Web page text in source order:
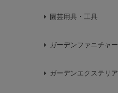
園芸用具・工具
ガーデンファニチャー
ガーデンエクステリア